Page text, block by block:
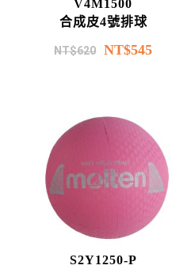
V4M1500
合成皮4號排球
NT$620 NT$545
S2Y1250-P